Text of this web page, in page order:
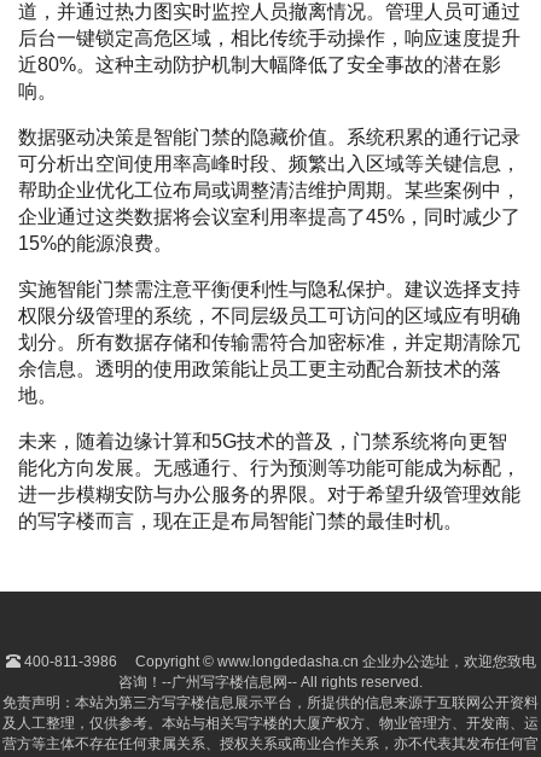
道，并通过热力图实时监控人员撤离情况。管理人员可通过
后台一键锁定高危区域，相比传统手动操作，响应速度提升
近80%。这种主动防护机制大幅降低了安全事故的潜在影
响。
数据驱动决策是智能门禁的隐藏价值。系统积累的通行记录
可分析出空间使用率高峰时段、频繁出入区域等关键信息，
帮助企业优化工位布局或调整清洁维护周期。某些案例中，
企业通过这类数据将会议室利用率提高了45%，同时减少了
15%的能源浪费。
实施智能门禁需注意平衡便利性与隐私保护。建议选择支持
权限分级管理的系统，不同层级员工可访问的区域应有明确
划分。所有数据存储和传输需符合加密标准，并定期清除冗
余信息。透明的使用政策能让员工更主动配合新技术的落
地。
未来，随着边缘计算和5G技术的普及，门禁系统将向更智
能化方向发展。无感通行、行为预测等功能可能成为标配，
进一步模糊安防与办公服务的界限。对于希望升级管理效能
的写字楼而言，现在正是布局智能门禁的最佳时机。
400-811-3986
Copyright © www.longdedasha.cn 企业办公选址，欢迎您致电
咨询！--广州写字楼信息网-- All rights reserved.
免责声明：本站为第三方写字楼信息展示平台，所提供的信息来源于互联网公开资料
及人工整理，仅供参考。本站与相关写字楼的大厦产权方、物业管理方、开发商、运
营方等主体不存在任何隶属关系、授权关系或商业合作关系，亦不代表其发布任何官